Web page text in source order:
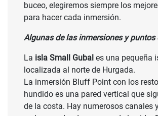
buceo, elegiremos siempre los
para hacer cada inmersión.
Algunas de las inmersiones y puntos
La isla Small Gubal es una pequeña
localizada al norte de Hurgada.
La inmersión Bluff Point con los
hundido es una pared vertical que
de la costa. Hay numerosos canales